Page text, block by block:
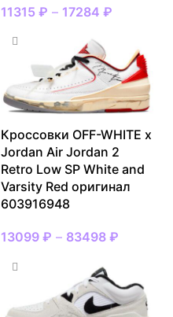
11315 ₽ – 17284 ₽
Кроссовки OFF-WHITE x
Jordan Air Jordan 2
Retro Low SP White and
Varsity Red оригинал
603916948
13099 ₽ – 83498 ₽